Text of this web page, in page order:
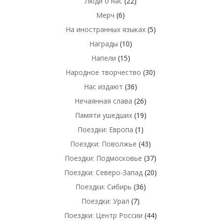
Мерч (6)
На иностранных языках(5)
Награды (10)
Напели (15)
Народное творчество (30)
Нас издают (36)
Нечаянная слава (26)
Памяти ушедших(19)
Поездки: Европа (1)
Поездки: Поволжье (43)
Поездки: Подмосковье (37)
Поездки: Северо-Запад (20)
Поездки: Сибирь (36)
Поездки: Урал (7)
Поездки: Центр России (44)